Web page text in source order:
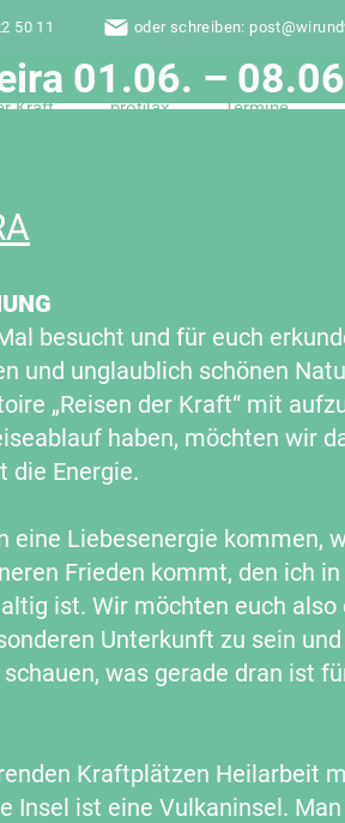
Kraft profilax Termine
50 11 oder schreiben:
01.06. –
besucht und für euch
und unglaublich schönen
„Reisen der Kraft“ mit
haben, möchten wir
die Energie.
eine Liebesenergie kommen,
Frieden kommt, den ich
ist. Wir möchten euch
Unterkunft zu sein
was gerade dran ist
Kraftplätzen Heilarbeit
Insel ist eine Vulkaninsel.